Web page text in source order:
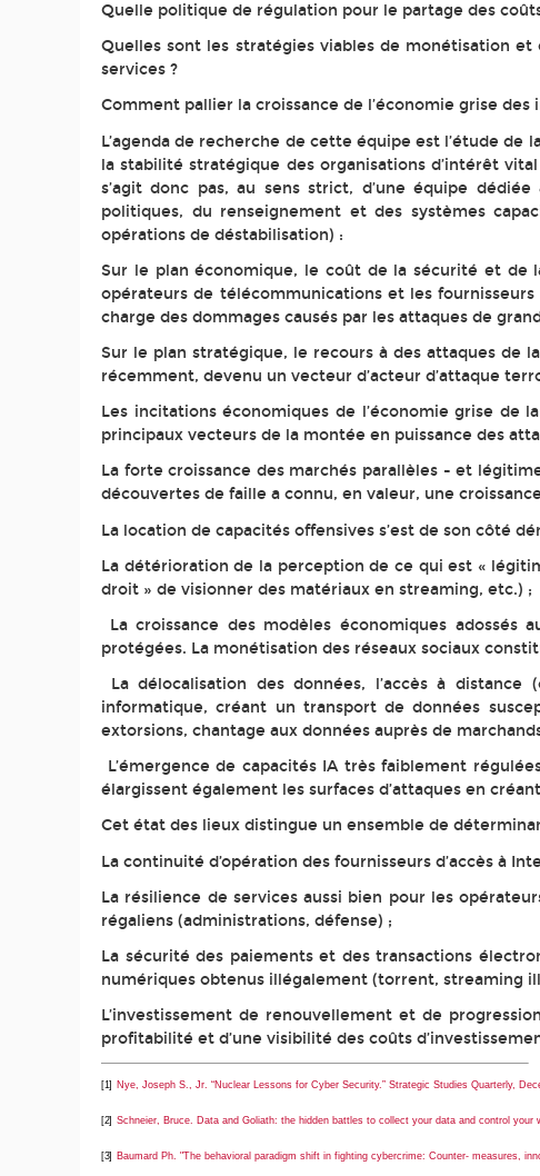
Quelle politique de régulation pour le partage des
Quelles sont les stratégies viables de monétisation
services ?
Comment pallier la croissance de l’économie grise
L’agenda de recherche de cette équipe est l’étude
la stabilité stratégique des organisations d’intérêt
s’agit donc pas, au sens strict, d’une équipe
politiques, du renseignement et des systèmes
opérations de déstabilisation) :
Sur le plan économique, le coût de la sécurité et de
opérateurs de télécommunications et les
charge des dommages causés par les attaques de
Sur le plan stratégique, le recours à des attaques de
récemment, devenu un vecteur d’acteur d’attaque
Les incitations économiques de l’économie grise de
principaux vecteurs de la montée en puissance des
La forte croissance des marchés parallèles - et
découvertes de faille a connu, en valeur, une
La location de capacités offensives s’est de son côté
La détérioration de la perception de ce qui est «
droit » de visionner des matériaux en streaming, etc.) ;
La croissance des modèles économiques
protégées. La monétisation des réseaux sociaux
La délocalisation des données, l’accès à
informatique, créant un transport de données
extorsions, chantage aux données auprès de
L’émergence de capacités IA très faiblement
élargissent également les surfaces d’attaques en
Cet état des lieux distingue un ensemble de
La continuité d’opération des fournisseurs d’accès à
La résilience de services aussi bien pour les
régaliens (administrations, défense) ;
La sécurité des paiements et des transactions
numériques obtenus illégalement (torrent, streaming
L’investissement de renouvellement et de
profitabilité et d’une visibilité des coûts
[1] Nye, Joseph S., Jr. “Nuclear Lessons for Cyber Security.”Strategic Studies Quarterly,
[2] Schneier, Bruce. Data and Goliath: the hidden battles to collect your data and control
[3] Baumard Ph. "The behavioral paradigm shift in fighting cybercrime: Counter- measures,